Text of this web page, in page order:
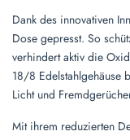
Dank des innovativen
Dose gepresst. So
verhindert aktiv die
18/8 Edelstahlgehäuse
Licht und
Mit ihrem reduzierten